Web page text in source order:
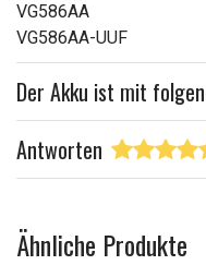
VG586AA
VG586AA-UUF
Der Akku ist mit
Antworten
Ähnliche Produkte